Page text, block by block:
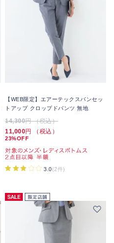
【WEB限定】エアーテックスパンセッ
トアップ クロップドパンツ 無地
14,300円 （税込）
11,000円 （税込）
23%OFF
3.0(2件)